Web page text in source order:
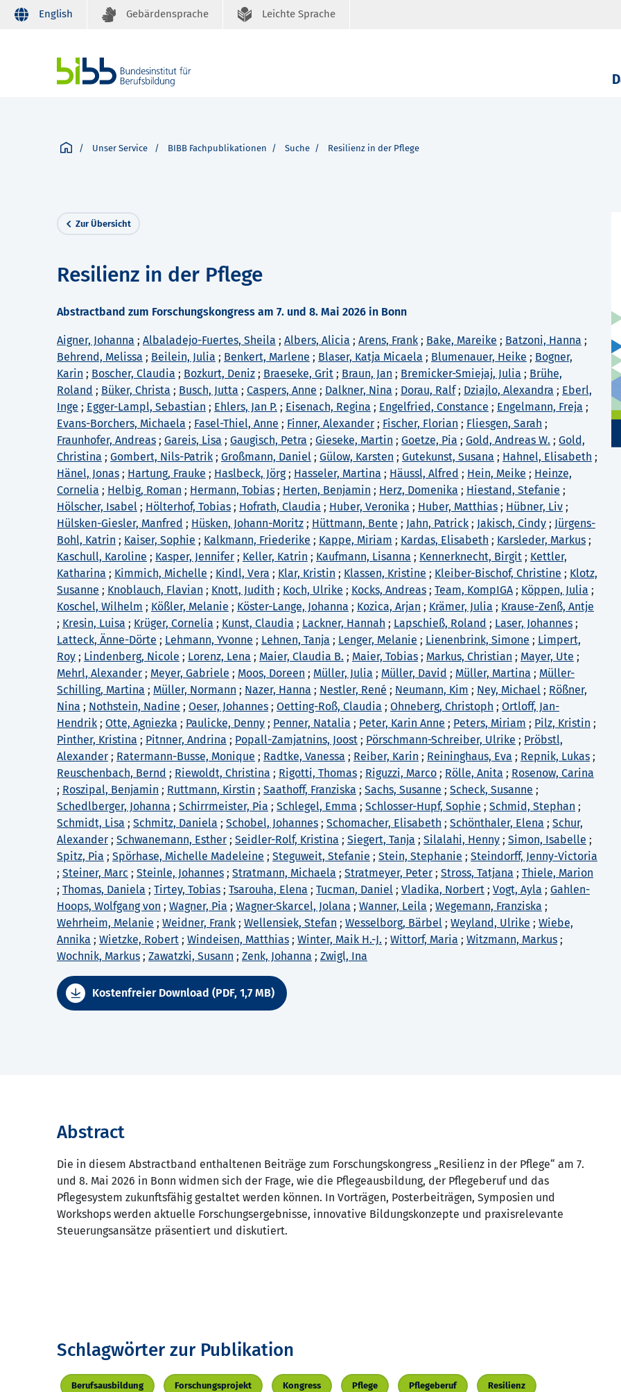
English Gebärdensprache Leichte Sprache
Unser Service BIBB Fachpublikationen Suche Resilienz in der Pflege
Zur Übersicht
Resilienz in der Pflege
Abstractband zum Forschungskongress am 7. und 8. Mai 2026 in Bonn
Aigner, Johanna ; Albaladejo-Fuertes, Sheila ; Albers, Alicia ; Arens, Frank ; Bake, Mareike ; Batzoni, Hanna ;
Behrend, Melissa ; Beilein, Julia ; Benkert, Marlene ; Blaser, Katja Micaela ; Blumenauer, Heike ; Bogner,
Karin ; Boscher, Claudia ; Bozkurt, Deniz ; Braeseke, Grit ; Braun, Jan ; Bremicker-Smiejaj, Julia ; Brühe,
Roland ; Büker, Christa ; Busch, Jutta ; Caspers, Anne ; Dalkner, Nina ; Dorau, Ralf; Dziajlo, Alexandra ; Eberl,
Inge ; Egger-Lampl, Sebastian ; Ehlers, Jan P. ; Eisenach, Regina ; Engelfried, Constance ; Engelmann, Freja ;
Evans-Borchers, Michaela ; Fasel-Thiel, Anne ; Finner, Alexander ; Fischer, Florian ; Fliesgen, Sarah ;
Fraunhofer, Andreas ; Gareis, Lisa ; Gaugisch, Petra ; Gieseke, Martin ; Goetze, Pia ; Gold, Andreas W. ; Gold,
Christina ; Gombert, Nils-Patrik ; Großmann, Daniel ; Gülow, Karsten ; Gutekunst, Susana ; Hahnel, Elisabeth ;
Hänel, Jonas ; Hartung, Frauke ; Haslbeck, Jörg; Hasseler, Martina ; Häussl, Alfred ; Hein, Meike ; Heinze,
Cornelia ; Helbig, Roman ; Hermann, Tobias ; Herten, Benjamin ; Herz, Domenika ; Hiestand, Stefanie ;
Hölscher, Isabel ; Hölterhof, Tobias ; Hofrath, Claudia ; Huber, Veronika ; Huber, Matthias ; Hübner, Liv ;
Hülsken-Giesler, Manfred ; Hüsken, Johann-Moritz ; Hüttmann, Bente ; Jahn, Patrick ; Jakisch, Cindy ; Jürgens-
Bohl, Katrin ; Kaiser, Sophie ; Kalkmann, Friederike ; Kappe, Miriam ; Kardas, Elisabeth ; Karsleder, Markus ;
Kaschull, Karoline ; Kasper, Jennifer ; Keller, Katrin ; Kaufmann, Lisanna ; Kennerknecht, Birgit ; Kettler,
Katharina ; Kimmich, Michelle ; Kindl, Vera ; Klar, Kristin ; Klassen, Kristine ; Kleiber-Bischof, Christine ; Klotz,
Susanne ; Knoblauch, Flavian ; Knott, Judith ; Koch, Ulrike ; Kocks, Andreas ; Team, KompIGA ; Köppen, Julia ;
Koschel, Wilhelm ; Kößler, Melanie ; Köster-Lange, Johanna ; Kozica, Arjan ; Krämer, Julia ; Krause-Zenß, Antje
; Kresin, Luisa ; Krüger, Cornelia ; Kunst, Claudia ; Lackner, Hannah ; Lapschieß, Roland ; Laser, Johannes ;
Latteck, Änne-Dörte ; Lehmann, Yvonne ; Lehnen, Tanja ; Lenger, Melanie ; Lienenbrink, Simone ; Limpert,
Roy ; Lindenberg, Nicole ; Lorenz, Lena ; Maier, Claudia B. ; Maier, Tobias ; Markus, Christian ; Mayer, Ute ;
Mehrl, Alexander ; Meyer, Gabriele ; Moos, Doreen ; Müller, Julia ; Müller, David ; Müller, Martina ; Müller-
Schilling, Martina ; Müller, Normann ; Nazer, Hanna ; Nestler, René ; Neumann, Kim ; Ney, Michael ; Rößner,
Nina ; Nothstein, Nadine ; Oeser, Johannes ; Oetting-Roß, Claudia ; Ohneberg, Christoph ; Ortloff, Jan-
Hendrik ; Otte, Agniezka ; Paulicke, Denny ; Penner, Natalia ; Peter, Karin Anne ; Peters, Miriam ; Pilz, Kristin ;
Pinther, Kristina ; Pitnner, Andrina ; Popall-Zamjatnins, Joost ; Pörschmann-Schreiber, Ulrike ; Pröbstl,
Alexander ; Ratermann-Busse, Monique ; Radtke, Vanessa ; Reiber, Karin ; Reininghaus, Eva ; Repnik, Lukas ;
Reuschenbach, Bernd ; Riewoldt, Christina ; Rigotti, Thomas ; Riguzzi, Marco ; Rölle, Anita ; Rosenow, Carina
; Roszipal, Benjamin ; Ruttmann, Kirstin ; Saathoff, Franziska ; Sachs, Susanne ; Scheck, Susanne ;
Schedlberger, Johanna ; Schirrmeister, Pia ; Schlegel, Emma ; Schlosser-Hupf, Sophie ; Schmid, Stephan ;
Schmidt, Lisa ; Schmitz, Daniela ; Schobel, Johannes ; Schomacher, Elisabeth ; Schönthaler, Elena ; Schur,
Alexander ; Schwanemann, Esther ; Seidler-Rolf, Kristina ; Siegert, Tanja ; Silalahi, Henny ; Simon, Isabelle ;
Spitz, Pia ; Spörhase, Michelle Madeleine ; Steguweit, Stefanie ; Stein, Stephanie ; Steindorff, Jenny-Victoria
; Steiner, Marc ; Steinle, Johannes ; Stratmann, Michaela ; Stratmeyer, Peter ; Stross, Tatjana ; Thiele, Marion
; Thomas, Daniela ; Tirtey, Tobias ; Tsarouha, Elena ; Tucman, Daniel ; Vladika, Norbert ; Vogt, Ayla ; Gahlen-
Hoops, Wolfgang von ; Wagner, Pia ; Wagner-Skarcel, Jolana ; Wanner, Leila ; Wegemann, Franziska ;
Wehrheim, Melanie ; Weidner, Frank ; Wellensiek, Stefan ; Wesselborg, Bärbel ; Weyland, Ulrike ; Wiebe,
Annika ; Wietzke, Robert ; Windeisen, Matthias ; Winter, Maik H.-J. ; Wittorf, Maria ; Witzmann, Markus ;
Wochnik, Markus ; Zawatzki, Susann ; Zenk, Johanna ; Zwigl, Ina
Kostenfreier Download (PDF, 1,7 MB)
Abstract
Die in diesem Abstractband enthaltenen Beiträge zum Forschungskongress „Resilienz in der Pflege“ am 7.
und 8. Mai 2026 in Bonn widmen sich der Frage, wie die Pflegeausbildung, der Pflegeberuf und das
Pflegesystem zukunftsfähig gestaltet werden können. In Vorträgen, Posterbeiträgen, Symposien und
Workshops werden aktuelle Forschungsergebnisse, innovative Bildungskonzepte und praxisrelevante
Steuerungsansätze präsentiert und diskutiert.
Schlagwörter zur Publikation
Berufsausbildung Forschungsprojekt Kongress Pflege Pflegeberuf Resilienz